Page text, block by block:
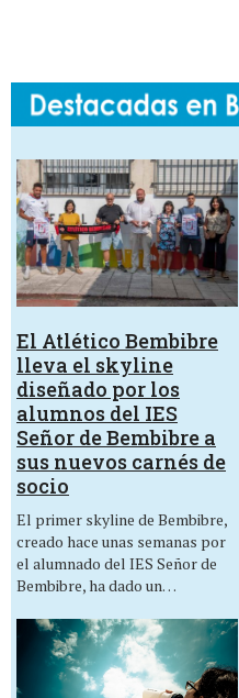
El Atlético Bembibre
lleva el skyline
diseñado por los
alumnos del IES
Señor de Bembibre a
sus nuevos carnés de
socio
El primer skyline de Bembibre,
creado hace unas semanas por
el alumnado del IES Señor de
Bembibre, ha dado un…